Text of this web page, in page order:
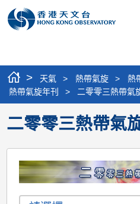
> 天氣 > 熱帶氣旋 > 熱
熱帶氣旋年刊
> 二零零三熱帶氣
二零零三熱帶氣